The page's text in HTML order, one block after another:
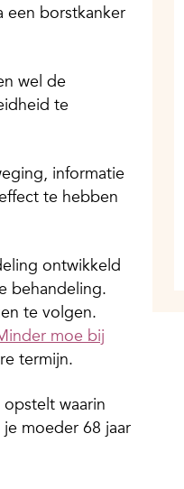
een borstkanker
wel de
te
informatie
te hebben
ontwikkeld
behandeling.
te volgen.
moe bij
termijn.
waarin
moeder 68 jaar